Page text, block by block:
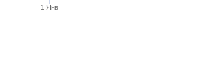
1 Янв